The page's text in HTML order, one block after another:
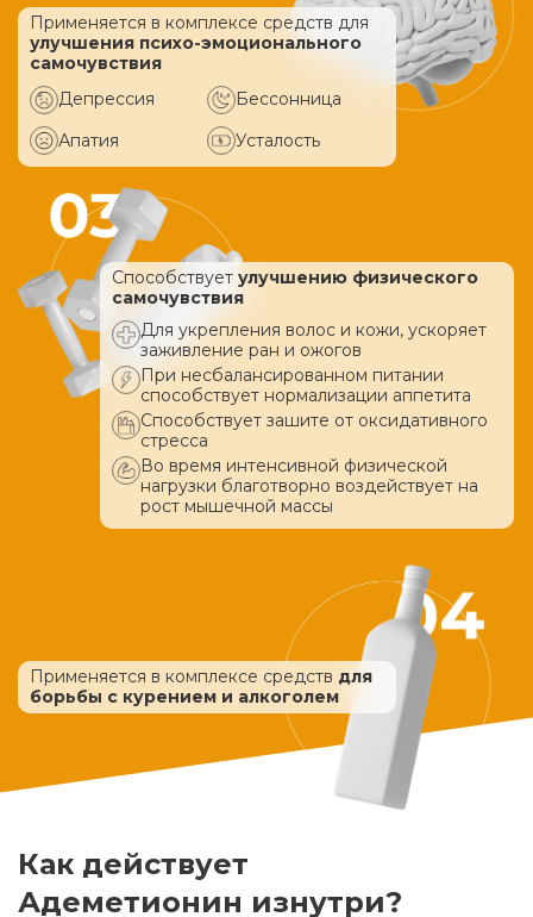
Применяется в комплексе средств для
улучшения психо-эмоционального
самочувствия
Депрессия
Бессонница
Апатия
Усталость
Способствует улучшению физического
самочувствия
Для укрепления волос и кожи, ускоряет
заживление ран и ожогов
При несбалансированном питании
способствует нормализации аппетита
Способствует зашите от оксидативного
стресса
Во время интенсивной физической
нагрузки благотворно воздействует на
рост мышечной массы
Применяется в комплексе средств для
борьбы с курением и алкоголем
Как действует
Адеметионин изнутри?